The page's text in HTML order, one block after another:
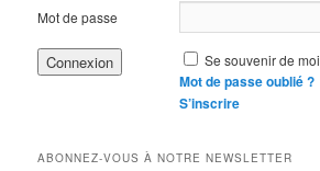
Mot de passe
Se souvenir de moi
Mot de passe oublié ?
S’inscrire
ABONNEZ-VOUS À NOTRE NEWSLETTER